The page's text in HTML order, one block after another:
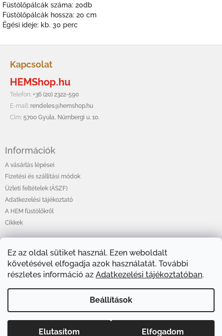
Ez az oldal sütiket használ. Ezen weboldalt
követésével elfogadja azok használatát. További
részletes információ az Adatkezelési tájékoztatóban.
Beállítások
Elutasítom Elfogadom
Füstölőpálcák száma: 20db
Füstölőpálcák hossza: 20 cm
Égési ideje: kb. 30 perc
Kapcsolat
HEMShop.hu
Telefon: +36 (20) 2322-590
E-mail: rendeles@hemshop.hu
Cím: 5700 Gyula, Nürnbergi u. 10.
Információk
A vásárlás lépései
Fizetési és szállítási módok
Üzleti feltételek (ÁSZF)
Adatkezelési tájékoztató
A HEM füstölőkről
Cikkek
Online fizetési lehetőséget biztosítunk
Shoptet készítette Copyright 2026 HEMShop.hu. Minden jog fenntartva.